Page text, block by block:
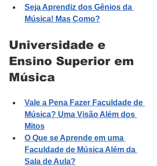
Seja Aprendiz dos Gênios da
Música! Mas Como?
Universidade e
Ensino Superior em
Música
Vale a Pena Fazer Faculdade de
Música? Uma Visão Além dos
Mitos
O Que se Aprende em uma
Faculdade de Música Além da
Sala de Aula?